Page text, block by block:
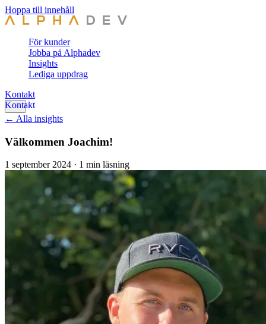
Hoppa till innehåll
För kunder
Jobba på Alphadev
Insights
Lediga uppdrag
Kontakt
← Alla insights
Välkommen Joachim!
1 september 2024 · 1 min läsning